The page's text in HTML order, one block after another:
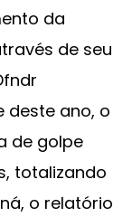
da
de seu
deste ano, o
de golpe
totalizando
o relatório